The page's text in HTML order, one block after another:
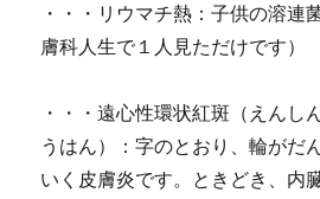
・・・リウマチ熱：子供の溶連
膚科人生で１人見ただけです）
・・・遠心性環状紅斑（えんし
うはん）：字のとおり、輪がだ
いく皮膚炎です。ときどき、内